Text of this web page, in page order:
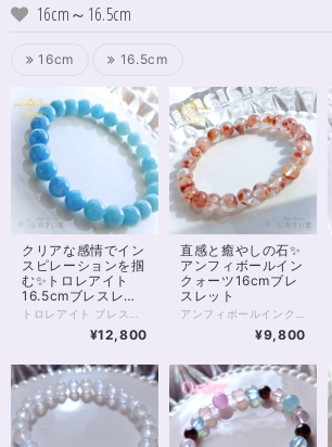
16cm～16.5cm
16cm 16.5cm
クリアな感情でイン
スピレーションを掴
む✨トロレアイト
16.5cmブレスレッ
ト
¥12,800
直感と癒やしの石✨
アンフィボールイン
クォーツ16cmブレ
スレット
¥9,800